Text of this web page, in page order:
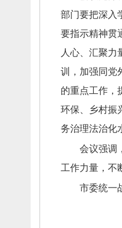
部门要把深入
要指示精神贯
人心、 汇聚力
训， 加强同党
的重点工作，
环保、
乡村振
务治理法治化
会议强调，
工作力量， 不
市委统一